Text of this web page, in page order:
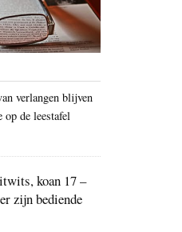
verlangen blijven
op de leestafel
koan 17 –
zijn bediende